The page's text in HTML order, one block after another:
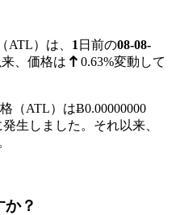
ATL）は、 1 日前の08-08-
、価格は 0.63%変動して
（ATL）はɃ0.00000000
発生しました。それ以来、
？